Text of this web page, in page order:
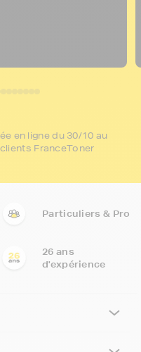
en ligne du 30/10 au
FranceToner
Particuliers & Pro
26 ans
d'expérience